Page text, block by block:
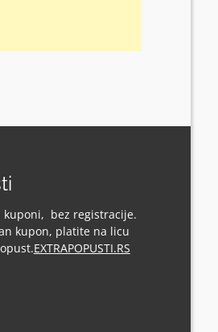
kuponi, bez registracije.
kupon, platite na licu
EXTRAPOPUSTI.RS